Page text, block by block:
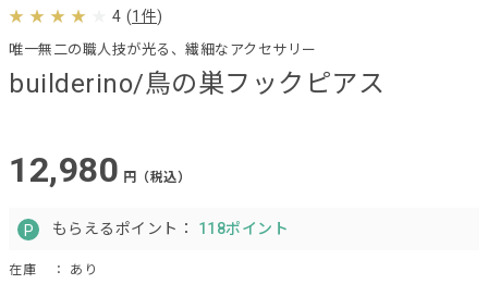
builderino/鳥の巣フックピアス
唯一無二の職人技が光る、繊細なアクセサリー
4 (1件)
12,980 円（税込）
もらえるポイント： 118ポイント
在庫 ： あり